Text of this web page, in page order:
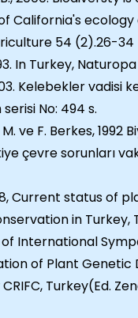
California's
54 (2).26-34
In Turkey, Naturopa
Kelebekler vadisi
No: 494 s.
M. ve F. Berkes, 1992
çevre sorunları
Current status of
in Turkey,
International
of Plant Genetic
Turkey(Ed.